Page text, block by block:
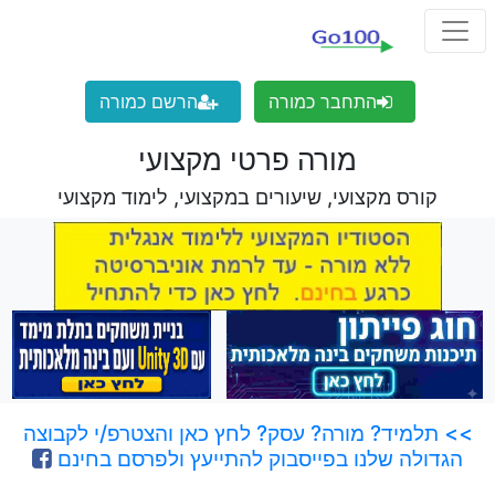
התחבר כמורה הרשם כמורה
מורה פרטי מקצועי
קורס מקצועי, שיעורים במקצועי, לימוד מקצועי
>> תלמיד? מורה? עסק? לחץ כאן והצטרפ/י לקבוצה
הגדולה שלנו בפייסבוק להתייעץ ולפרסם בחינם